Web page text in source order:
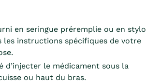
en seringue préremplie ou en stylo
les instructions spécifiques de votre
d’injecter le médicament sous la
ou haut du bras.